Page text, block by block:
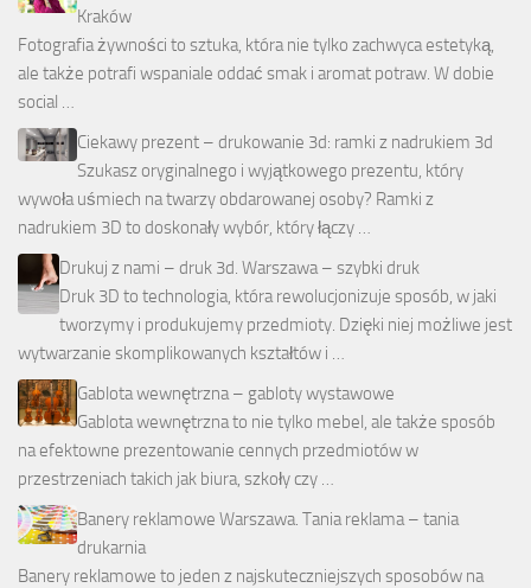
Kraków
Fotografia żywności to sztuka, która nie tylko zachwyca estetyką,
ale także potrafi wspaniale oddać smak i aromat potraw. W dobie
social …
Ciekawy prezent – drukowanie 3d: ramki z nadrukiem 3d
Szukasz oryginalnego i wyjątkowego prezentu, który
wywoła uśmiech na twarzy obdarowanej osoby? Ramki z
nadrukiem 3D to doskonały wybór, który łączy …
Drukuj z nami – druk 3d. Warszawa – szybki druk
Druk 3D to technologia, która rewolucjonizuje sposób, w jaki
tworzymy i produkujemy przedmioty. Dzięki niej możliwe jest
wytwarzanie skomplikowanych kształtów i …
Gablota wewnętrzna – gabloty wystawowe
Gablota wewnętrzna to nie tylko mebel, ale także sposób
na efektowne prezentowanie cennych przedmiotów w
przestrzeniach takich jak biura, szkoły czy …
Banery reklamowe Warszawa. Tania reklama – tania
drukarnia
Banery reklamowe to jeden z najskuteczniejszych sposobów na